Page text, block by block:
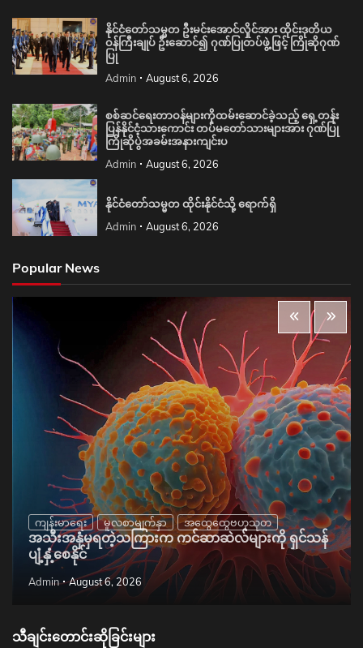
နိုင်ငံတော်သမ္မတ ဦးမင်းအောင်လှိုင်အား ထိုင်းဒုတိယ
ဝန်ကြီးချုပ် ဦးဆောင်၍ ဂုဏ်ပြုတပ်ဖွဲ့ဖြင့် ကြိုဆိုဂုဏ်
ပြု
Admin August 6, 2026
စစ်ဆင်ရေးတာဝန်များကိုထမ်းဆောင်ခဲ့သည့် ရှေ့တန်း
ပြန်နိုင်ငံ့သားကောင်း တပ်မတော်သားများအား ဂုဏ်ပြု
ကြိုဆိုပွဲအခမ်းအနားကျင်းပ
Admin August 6, 2026
နိုင်ငံတော်သမ္မတ ထိုင်းနိုင်ငံသို့ ရောက်ရှိ
Admin August 6, 2026
Popular News
ကျန်းမာရေး မူလစာမျက်နှာ အထွေထွေဗဟုသုတ
အသီးအနှံမှရတဲ့သကြားက ကင်ဆာဆဲလ်များကို ရှင်သန်
ပျံ့နှံ့စေနိုင်
Admin August 6, 2026
သီချင်းတောင်းဆိုခြင်းများ